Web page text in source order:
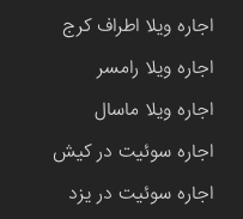
اجاره ویلا اطراف کرج
اجاره ویلا رامسر
اجاره ویلا ماسال
اجاره سوئیت در کیش
اجاره سوئیت در یزد